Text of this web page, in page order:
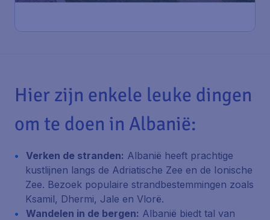
Hier zijn enkele leuke dingen
om te doen in Albanië:
Verken de stranden: Albanië heeft prachtige
kustlijnen langs de Adriatische Zee en de Ionische
Zee. Bezoek populaire strandbestemmingen zoals
Ksamil, Dhermi, Jale en Vlorë.
Wandelen in de bergen: Albanië biedt tal van